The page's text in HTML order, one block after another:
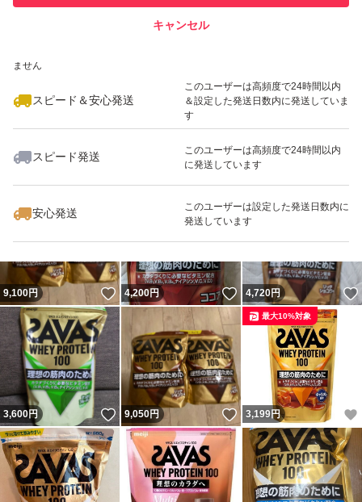
ブランド：明治 ザバス
ザバス ホエイプロテイン100 リッチショコラ味 980g
ザバス ホエイプロテイン100 リッチショコラ味 980g
ザバス ホエイプロテイン100 リッチショコラ味 980g
ブランド：明治 ザバス
ザバス ホエイプロテイン100 リッチショコラ味 980g
ブランド：明治 ザバス
ザバス ホエイプロテイン100 リッチショコラ味 980g
ブランド：明治 ザバス
ません
スピード＆安心発送
このユーザーは高頻度で24時間以内
＆設定した発送日数内に発送していま
す
スピード発送
このユーザーは高頻度で24時間以内
に発送しています
安心発送
このユーザーは設定した発送日数内に
発送しています
キャンセル
いいね！
9,100
9,100円 いいね！
4,200円 いいね！
4,720円
3,600円 いいね！
9,050円 いいね！
3,199円
最大10%対象